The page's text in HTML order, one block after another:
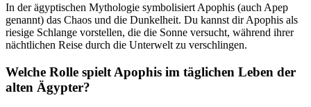
In⁤ der ägyptischen⁣ Mythologie symbolisiert Apophis (auch Apep
genannt)⁢ das Chaos und‍ die‍ Dunkelheit. Du kannst dir Apophis als
riesige Schlange vorstellen,⁤ die⁤ die Sonne versucht, während ihrer
nächtlichen Reise durch die Unterwelt zu verschlingen.
Welche Rolle spielt Apophis im täglichen Leben ⁤der
‌alten Ägypter?